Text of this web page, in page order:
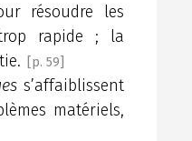
résoudre les
rapide ; la
[p. 59]
s’affaiblissent
matériels,